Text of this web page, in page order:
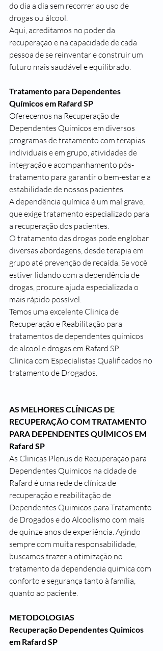
do dia a dia sem recorrer ao uso de
drogas ou álcool.
Aqui, acreditamos no poder da
recuperação e na capacidade de cada
pessoa de se reinventar e construir um
futuro mais saudável e equilibrado.
Tratamento para Dependentes
Químicos em Rafard SP
Oferecemos na Recuperação de
Dependentes Quimicos em diversos
programas de tratamento com terapias
individuais e em grupo, atividades de
integração e acompanhamento pós-
tratamento para garantir o bem-estar e a
estabilidade de nossos pacientes.
A dependência química é um mal grave,
que exige tratamento especializado para
a recuperação dos pacientes.
O tratamento das drogas pode englobar
diversas abordagens, desde terapia em
grupo até prevenção de recaída. Se você
estiver lidando com a dependência de
drogas, procure ajuda especializada o
mais rápido possível.
Temos uma excelente Clinica de
Recuperação e Reabilitação para
tratamentos de dependentes quimicos
de alcool e drogas em Rafard SP
Clinica com Especialistas Qualificados no
tratamento de Drogados.
AS MELHORES CLÍNICAS DE
RECUPERAÇÃO COM TRATAMENTO
PARA DEPENDENTES QUÍMICOS EM
Rafard SP
As Clinicas Plenus de Recuperação para
Dependentes Quimicos na cidade de
Rafard é uma rede de clínica de
recuperação e reabilitação de
Dependentes Quimicos para Tratamento
de Drogados e do Alcoolismo com mais
de quinze anos de experiência. Agindo
sempre com muita responsabilidade,
buscamos trazer a otimização no
tratamento da dependencia quimica com
conforto e segurança tanto à família,
quanto ao paciente.
METODOLOGIAS
Recuperação Dependentes Quimicos
em Rafard SP